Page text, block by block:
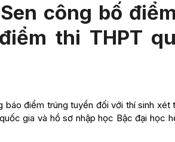
công bố
thi THPT
báo điểm trúng tuyển đối với thí sinh
gia và hồ sơ nhập học Bậc đại học